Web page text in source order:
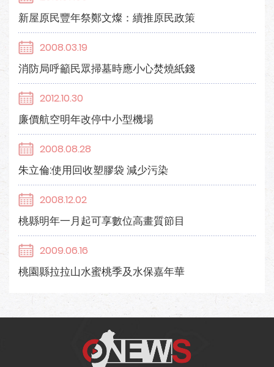
新屋原民豐年祭鄭文燦：續推原民政策
2008.03.19
消防局呼籲民眾掃墓時應小心焚燒紙錢
2012.10.30
廉價航空明年改停中小型機場
2008.08.28
朱立倫:使用回收塑膠袋 減少污染
2008.12.02
桃縣明年一月起可享數位高畫質節目
2009.06.16
桃園縣拉拉山水蜜桃季及水保嘉年華